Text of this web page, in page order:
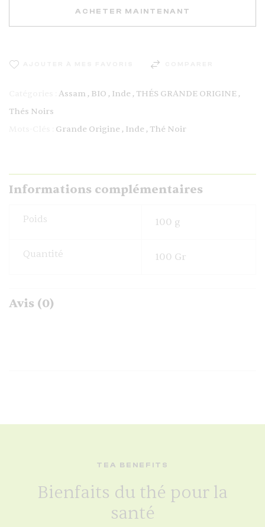
ACHETER MAINTENANT
Assam , BIO , Inde , THÉS GRANDE ORIGINE ,
Thés Noirs
Grande Origine , Inde , Thé Noir
Informations complémentaires
Poids 100 g
Quantité 100 Gr
Avis (0)
TEA BENEFITS
Bienfaits du thé pour la
santé